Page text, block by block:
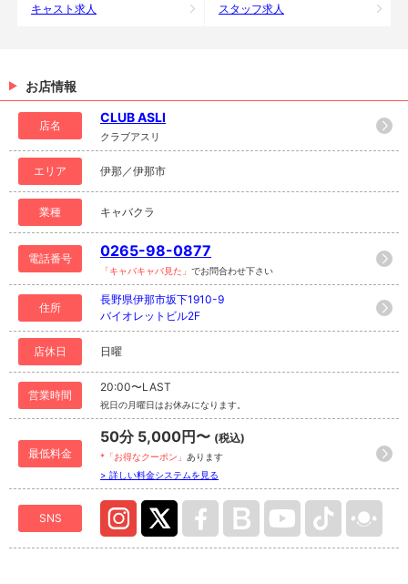
キャスト求人 スタッフ求人
お店情報
店名
CLUB ASLI
クラブアスリ
エリア 伊那／伊那市
業種 キャバクラ
電話番号 0265-98-0877
「キャバキャバ見た」 でお問合わせ下さい
住所
長野県伊那市坂下1910-9
バイオレットビル2F
店休日 日曜
営業時間
20:00〜LAST
祝日の月曜日はお休みになります。
最低料金
50分 5,000円〜 (税込)
*「お得なクーポン」 あります
> 詳しい料金システムを見る
SNS